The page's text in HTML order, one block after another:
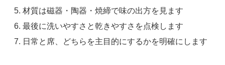
材質は磁器・陶器・焼締で味の出方を見ます
最後に洗いやすさと乾きやすさを点検します
日常と席、どちらを主目的にするかを明確にします